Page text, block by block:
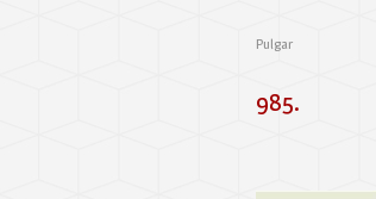
Pulgar
985.